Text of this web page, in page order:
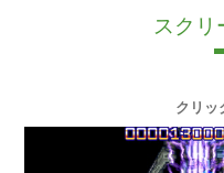
スクリ
クリッ